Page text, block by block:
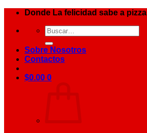
Saltar
contenido
Donde La felicidad sabe a pizza
Buscar
por:
Sobre Nosotros
Contactos
$0.00 0